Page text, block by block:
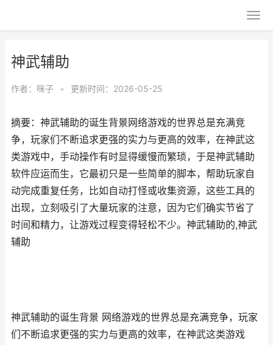
神武辅助
作者： 咪子 • 更新时间：2026-05-25
摘要：神武辅助的诞生背景网络游戏的世界总是充满竞
争，玩家们不断追求更强的实力与更高的效率，在神武这
类游戏中，手动操作有时显得缓慢而繁琐，于是神武辅助
软件应运而生，它最初只是一些简单的脚本，帮助玩家自
动完成重复任务，比如自动打怪或收集资源，这些工具的
出现，立刻吸引了大量玩家的注意，因为它们确实节省了
时间和精力，让游戏过程变得轻松不少。神武辅助的,神武
辅助
神武辅助的诞生背景 网络游戏的世界总是充满竞争，玩家
们不断追求更强的实力与更高的效率，在神武这类游戏